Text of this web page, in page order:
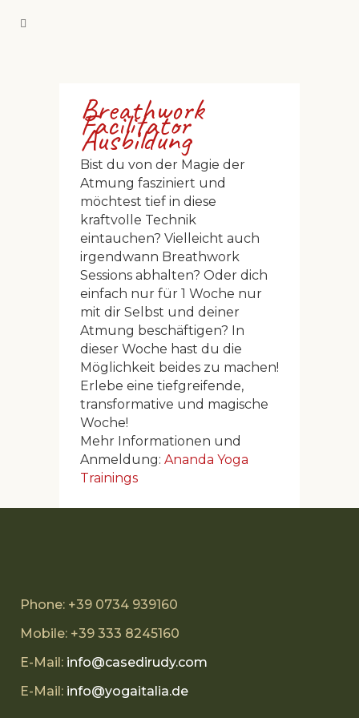
Breathwork
Facilitator
Ausbildung
Bist du von der Magie der
Atmung fasziniert und
möchtest tief in diese
kraftvolle Technik
eintauchen? Vielleicht auch
irgendwann Breathwork
Sessions abhalten? Oder dich
einfach nur für 1 Woche nur
mit dir Selbst und deiner
Atmung beschäftigen? In
dieser Woche hast du die
Möglichkeit beides zu machen!
Erlebe eine tiefgreifende,
transformative und magische
Woche!
Mehr Informationen und
Anmeldung: Ananda Yoga
Trainings
Phone: +39 0734 939160
Mobile: +39 333 8245160
E-Mail: info@casedirudy.com
E-Mail: info@yogaitalia.de